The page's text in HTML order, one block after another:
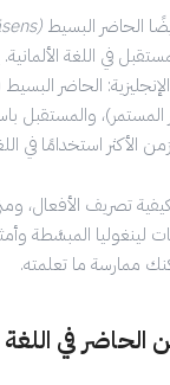
(Präsens)
في اللغة الألمانية.
واحدة من ثلاث الأزمنة
الحاضر المستمر (الحاضر
تصريف الأفعال،
لينغوليا المبسَّطة
في اللغة